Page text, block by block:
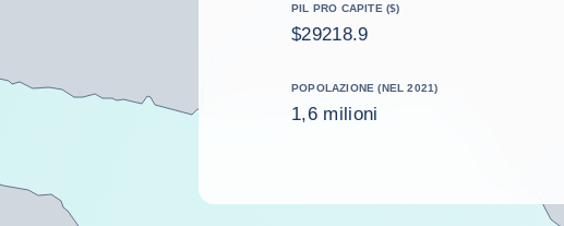
PIL PRO CAPITE ($)
$29218.9
POPOLAZIONE (NEL 2021)
1,6 milioni